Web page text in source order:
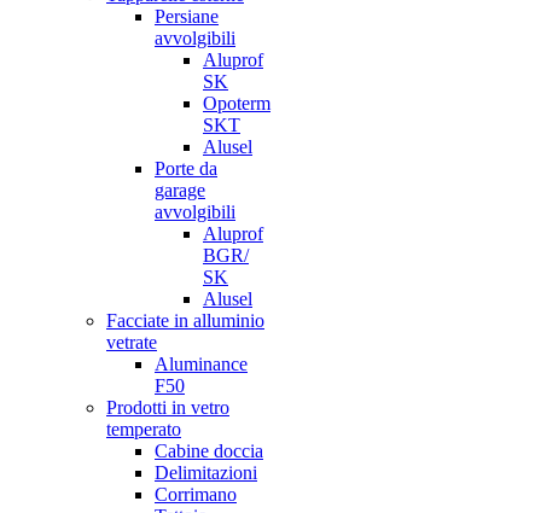
Persiane
avvolgibili
Aluprof
SK
Opoterm
SKT
Alusel
Porte da
garage
avvolgibili
Aluprof
BGR/
SK
Alusel
Facciate in alluminio
vetrate
Aluminance
F50
Prodotti in vetro
temperato
Cabine doccia
Delimitazioni
Corrimano